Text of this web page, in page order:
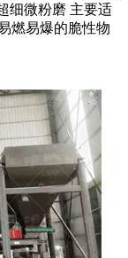
细微粉磨 主要适
燃易爆的脆性物